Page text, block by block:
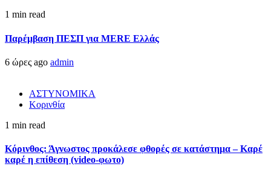
1 min read
Παρέμβαση ΠΕΣΠ για MERE Ελλάς
6 ώρες ago admin
ΑΣΤΥΝΟΜΙΚΑ
Κορινθία
1 min read
Κόρινθος: Άγνωστος προκάλεσε φθορές σε κατάστημα – Καρέ
καρέ η επίθεση (video-φωτο)